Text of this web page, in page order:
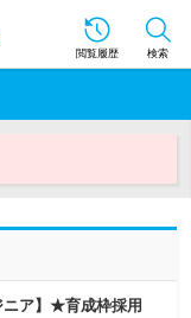
閲覧履歴 検索
ニア】★育成枠採用